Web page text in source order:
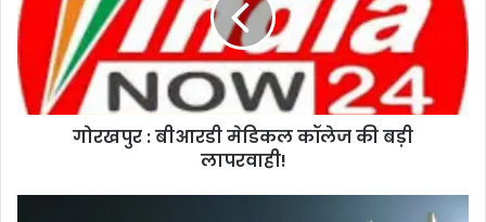
गोरखपुर : बीआरडी मेडिकल कॉलेज की बड़ी
लापरवाही!